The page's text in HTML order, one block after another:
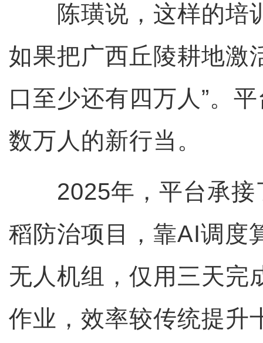
陈璜说，这样的培训
如果把广西丘陵耕地激
口至少还有四万人”。
数万人的新行当。
2025年，平台承接
稻防治项目，靠AI调度
无人机组，仅用三天完
作业，效率较传统提升